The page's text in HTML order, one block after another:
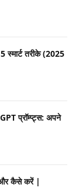
स्मार्ट तरीके (2025
प्रॉम्प्ट्स: अपने
और कैसे करें |